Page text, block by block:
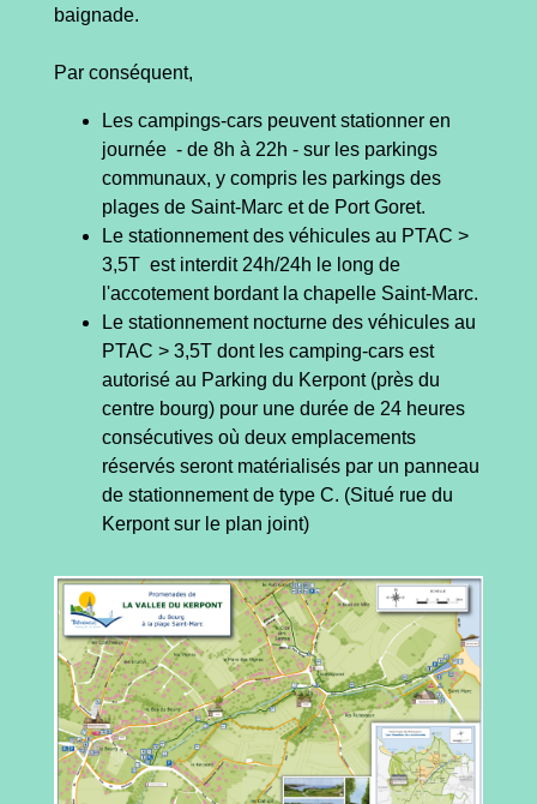
baignade.
Par conséquent,
Les campings-cars peuvent stationner en
journée - de 8h à 22h - sur les parkings
communaux, y compris les parkings des
plages de Saint-Marc et de Port Goret.
Le stationnement des véhicules au PTAC >
3,5T est interdit 24h/24h le long de
l'accotement bordant la chapelle Saint-Marc.
Le stationnement nocturne des véhicules au
PTAC > 3,5T dont les camping-cars est
autorisé au Parking du Kerpont (près du
centre bourg) pour une durée de 24 heures
consécutives où deux emplacements
réservés seront matérialisés par un panneau
de stationnement de type C. (Situé rue du
Kerpont sur le plan joint)